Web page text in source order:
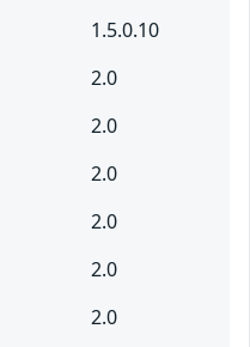
1.5.0.10
2.0
2.0
2.0
2.0
2.0
2.0